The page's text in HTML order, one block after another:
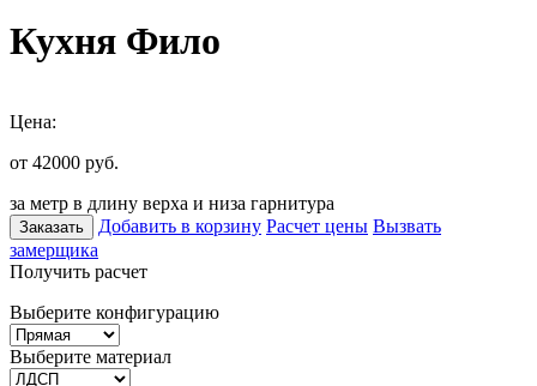
Кухня Фило
Цена:
от 42000 руб.
за метр в длину верха и низа гарнитура
Заказать Добавить в корзину Расчет цены Вызвать
замерщика
Получить расчет
Выберите конфигурацию
Выберите материал